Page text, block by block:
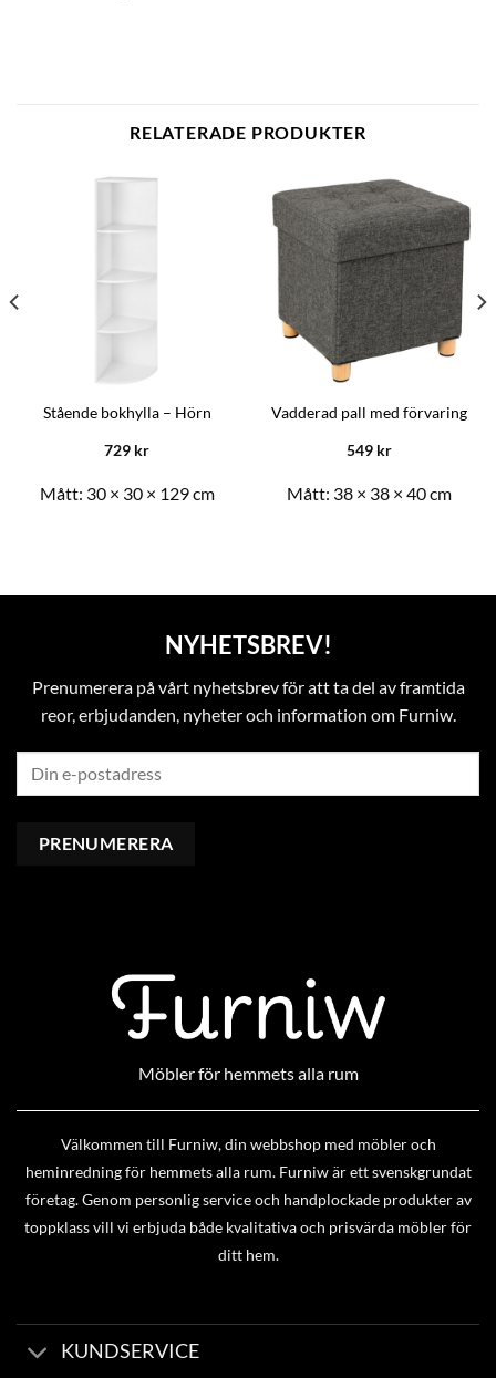
RELATERADE PRODUKTER
Stående bokhylla – Hörn
729 kr
Mått: 30 × 30 × 129 cm
Vadderad pall med förvaring
549 kr
Mått: 38 × 38 × 40 cm
NYHETSBREV!
Prenumerera på vårt nyhetsbrev för att ta del av framtida
reor, erbjudanden, nyheter och information om Furniw.
Möbler för hemmets alla rum
Välkommen till Furniw, din webbshop med möbler och
heminredning för hemmets alla rum. Furniw är ett svenskgrundat
företag. Genom personlig service och handplockade produkter av
toppklass vill vi erbjuda både kvalitativa och prisvärda möbler för
ditt hem.
KUNDSERVICE